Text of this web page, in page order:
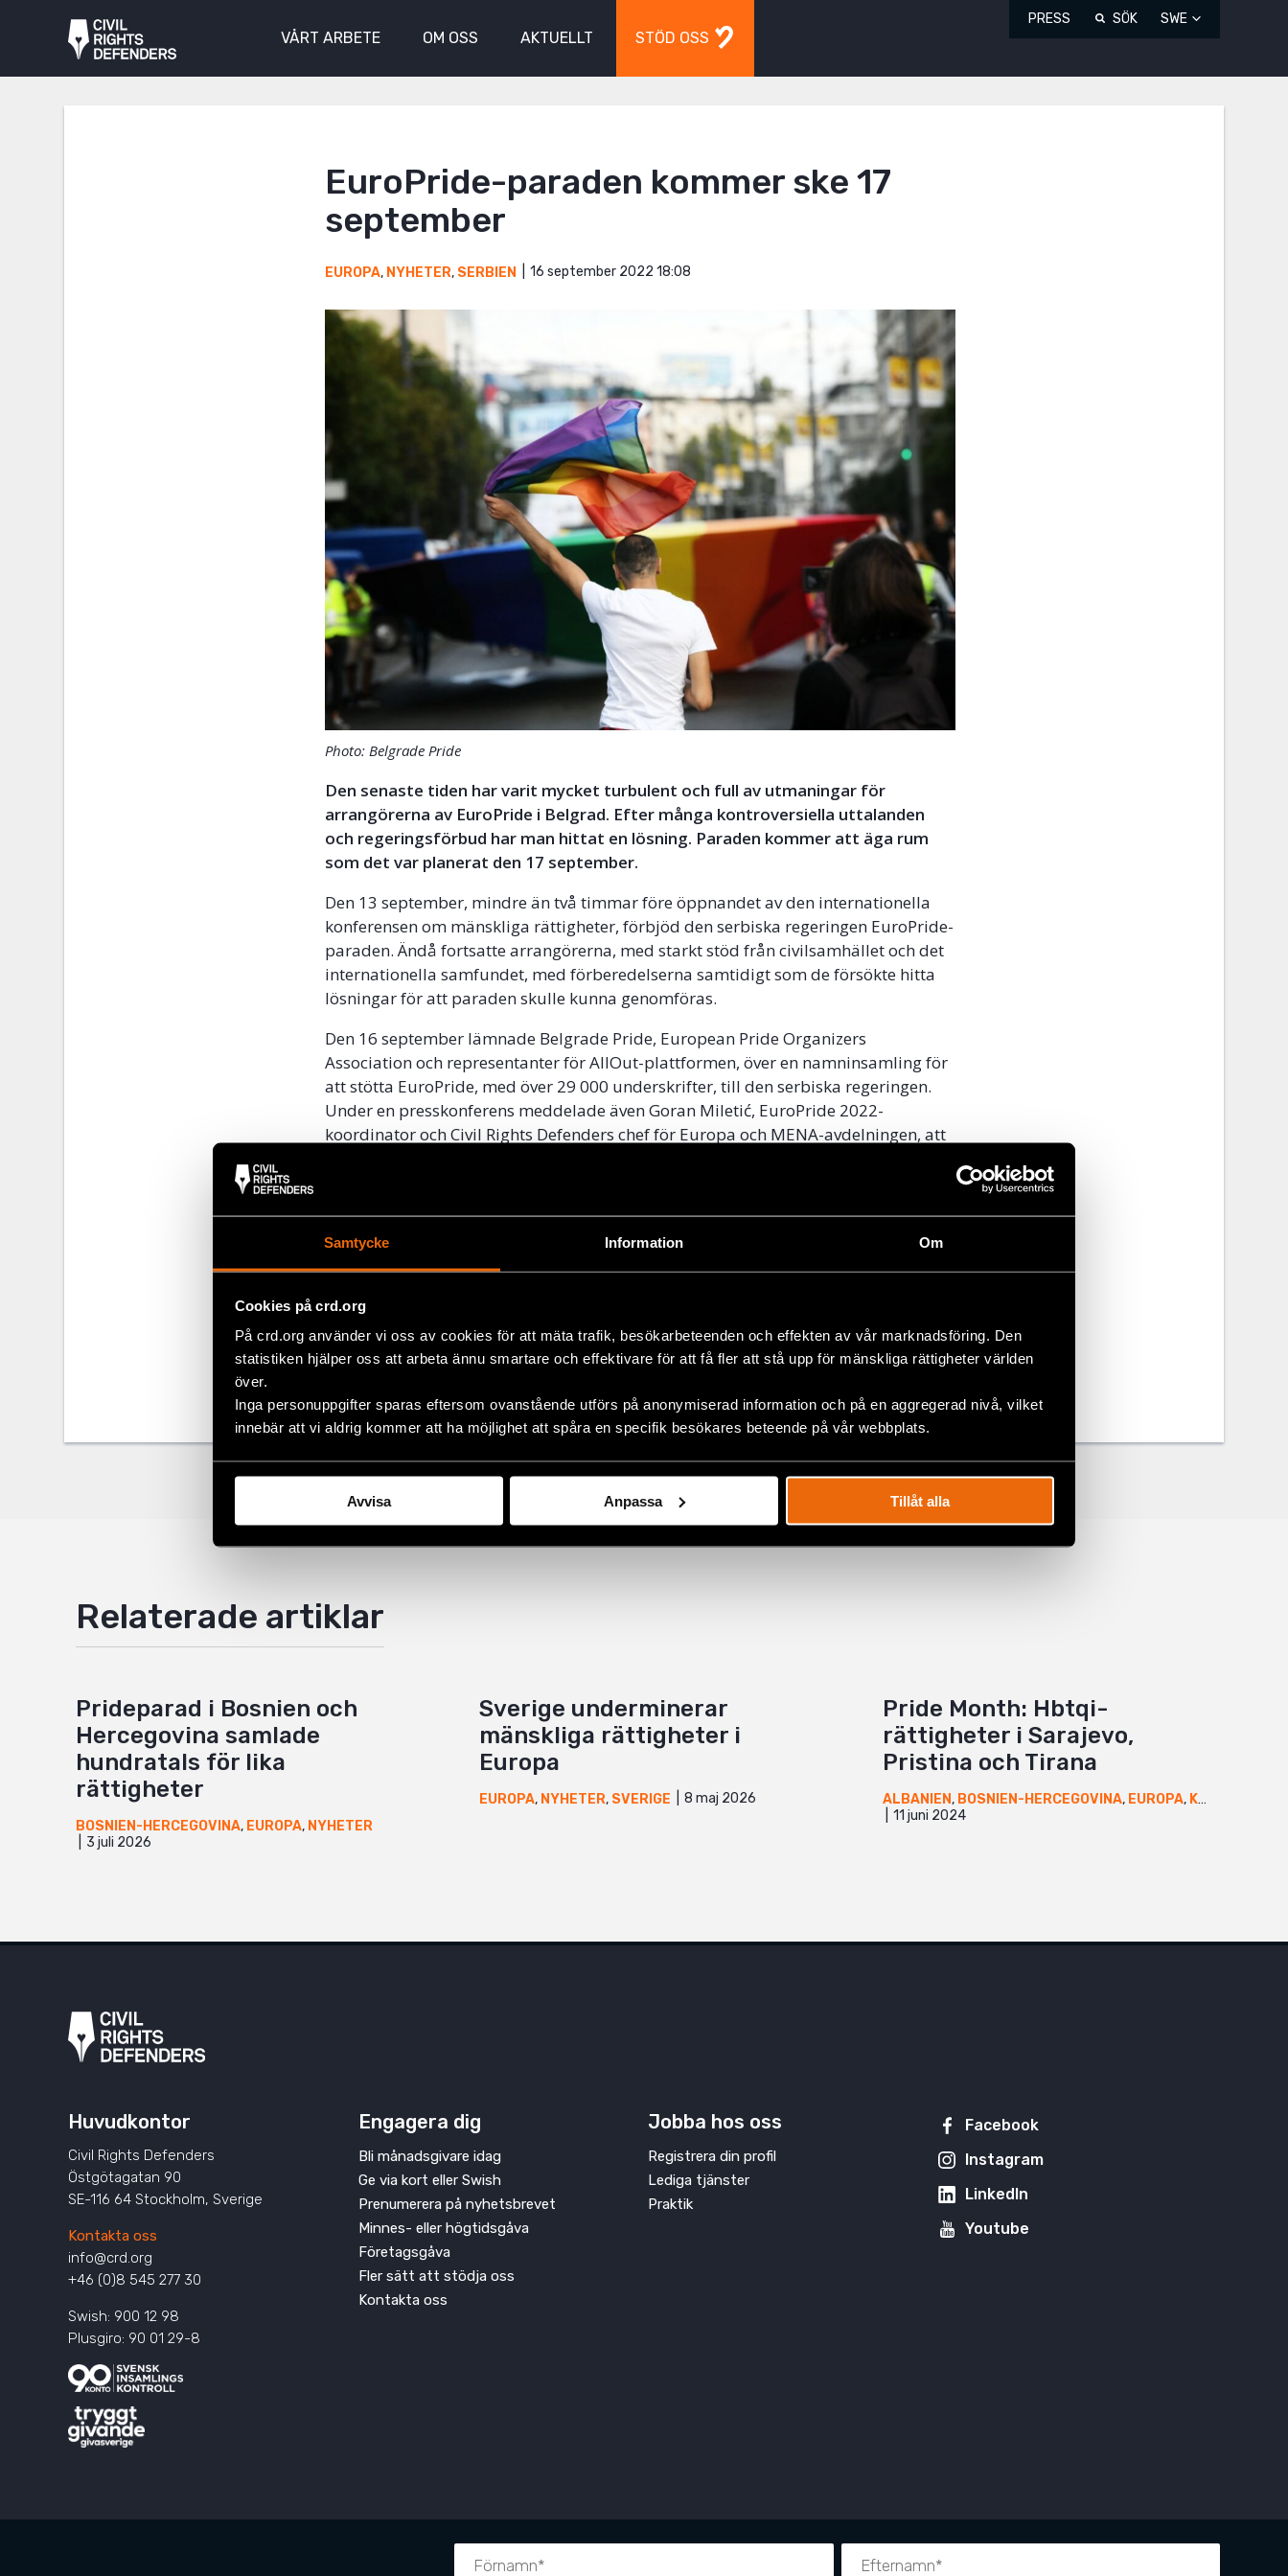
Samtycke Information Om
Cookies på crd.org
På crd.org använder vi oss av cookies för att mäta trafik, besökarbeteenden och effekten av vår marknadsföring. Den
statistiken hjälper oss att arbeta ännu smartare och effektivare för att få fler att stå upp för mänskliga rättigheter världen
över.
Inga personuppgifter sparas eftersom ovanstående utförs på anonymiserad information och på en aggregerad nivå, vilket
innebär att vi aldrig kommer att ha möjlighet att spåra en specifik besökares beteende på vår webbplats.
Avvisa Anpassa Tillåt alla
VÅRT ARBETE OM OSS AKTUELLT STÖD OSS
PRESS SÖK SWE
EuroPride-paraden kommer ske 17
september
EUROPA, NYHETER, SERBIEN 16 september 2022 18:08
Photo: Belgrade Pride
Den senaste tiden har varit mycket turbulent och full av utmaningar för
arrangörerna av EuroPride i Belgrad. Efter många kontroversiella uttalanden
och regeringsförbud har man hittat en lösning. Paraden kommer att äga rum
som det var planerat den 17 september.
Den 13 september, mindre än två timmar före öppnandet av den internationella
konferensen om mänskliga rättigheter, förbjöd den serbiska regeringen EuroPride-
paraden. Ändå fortsatte arrangörerna, med starkt stöd från civilsamhället och det
internationella samfundet, med förberedelserna samtidigt som de försökte hitta
lösningar för att paraden skulle kunna genomföras.
Den 16 september lämnade Belgrade Pride, European Pride Organizers
Association och representanter för AllOut-plattformen, över en namninsamling för
att stötta EuroPride, med över 29 000 underskrifter, till den serbiska regeringen.
Under en presskonferens meddelade även Goran Miletić, EuroPride 2022-
koordinator och Civil Rights Defenders chef för Europa och MENA-avdelningen, att
tillsammans. Vi ser fram emot en glad, trygg och framgångsrik EuroPride, som i år
är viktigare än någonsin!
Dela
Facebook
Google+
Mail
Taggar Aktuellt, Europa,Hbtqi-personers rättigheter
Relaterade artiklar
Prideparad i Bosnien och
Hercegovina samlade
hundratals för lika
rättigheter
BOSNIEN-HERCEGOVINA, EUROPA, NYHETER
3 juli 2026
Sverige underminerar
mänskliga rättigheter i
Europa
EUROPA, NYHETER, SVERIGE 8 maj 2026
Pride Month: Hbtqi-
rättigheter i Sarajevo,
Pristina och Tirana
ALBANIEN, BOSNIEN-HERCEGOVINA, EUROPA, KOSOVO
11 juni 2024
Huvudkontor
Civil Rights Defenders
Östgötagatan 90
SE-116 64 Stockholm, Sverige
Kontakta oss
info@crd.org
+46 (0)8 545 277 30
Swish: 900 12 98
Plusgiro: 90 01 29-8
Engagera dig
Bli månadsgivare idag
Ge via kort eller Swish
Prenumerera på nyhetsbrevet
Minnes- eller högtidsgåva
Företagsgåva
Fler sätt att stödja oss
Kontakta oss
Jobba hos oss
Registrera din profil
Lediga tjänster
Praktik
Facebook
Instagram
LinkedIn
Youtube